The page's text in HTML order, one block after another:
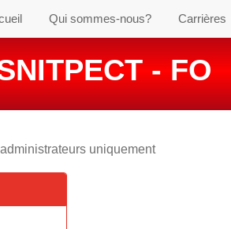
Qui sommes-nous? Carrières
- FO
uniquement